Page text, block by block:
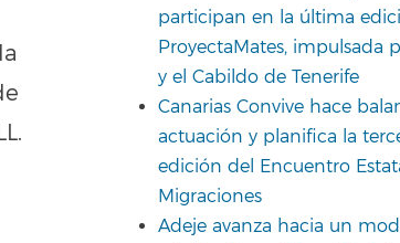
participan en la última
ProyectaMates, impulsada
y el Cabildo de Tenerife
Canarias Convive hace
actuación y planifica la
edición del Encuentro
Migraciones
Adeje avanza hacia un